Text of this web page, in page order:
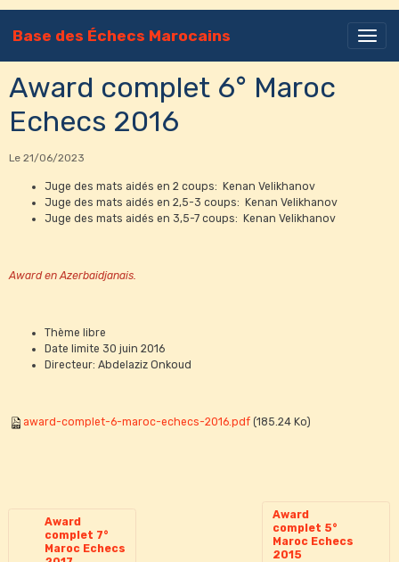
Base des Échecs Marocains
Award complet 6° Maroc
Echecs 2016
Le 21/06/2023
Juge des mats aidés en 2 coups: Kenan Velikhanov
Juge des mats aidés en 2,5-3 coups: Kenan Velikhanov
Juge des mats aidés en 3,5-7 coups: Kenan Velikhanov
Award en Azerbaidjanais.
Thème libre
Date limite 30 juin 2016
Directeur: Abdelaziz Onkoud
award-complet-6-maroc-echecs-2016.pdf (185.24 Ko)
Award
complet 7°
Maroc Echecs
Award
complet 5°
Maroc Echecs
2015